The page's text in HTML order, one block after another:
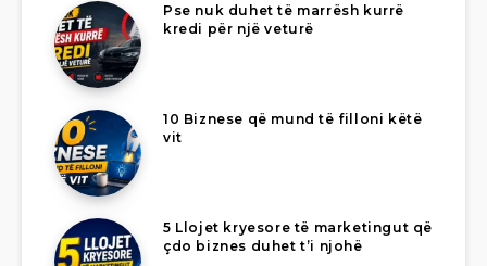
Pse nuk duhet të marrësh kurrë
kredi për një veturë
10 Biznese që mund të filloni këtë
vit
5 Llojet kryesore të marketingut që
çdo biznes duhet t’i njohë